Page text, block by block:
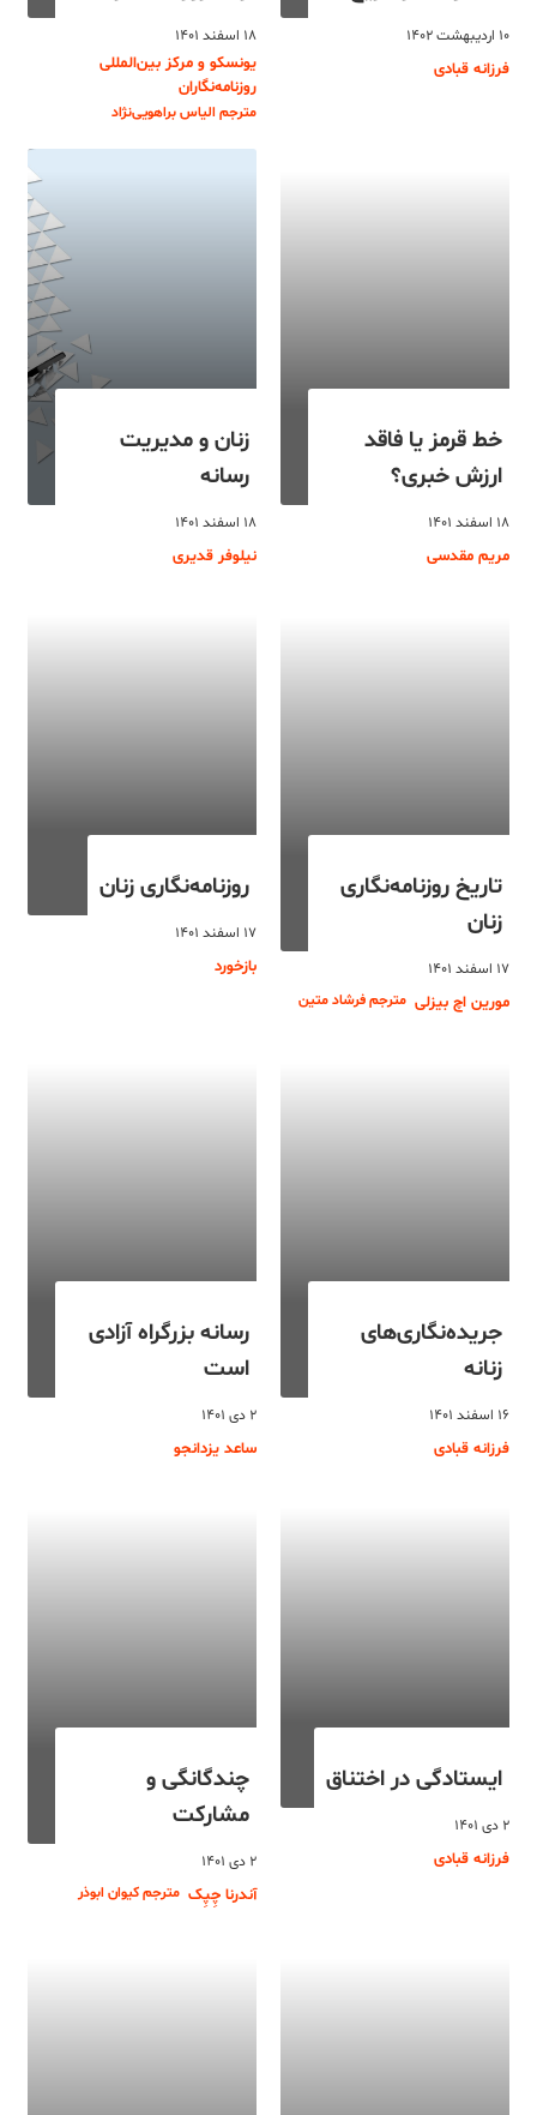
۱۰ اردیبهشت ۱۴۰۲
فرزانه قبادی
۱۸ اسفند ۱۴۰۱
یونسکو و مرکز بین‌المللی
روزنامه‌نگاران
مترجم الیاس براهویی‌نژاد
خط قرمز یا فاقد
ارزش خبری؟
۱۸ اسفند ۱۴۰۱
مریم مقدسی
زنان و مدیریت
رسانه
۱۸ اسفند ۱۴۰۱
نیلوفر قدیری
تاریخ روزنامه‌نگاری
زنان
۱۷ اسفند ۱۴۰۱
مورین اچ بیزلی مترجم فرشاد متین
روزنامه‌نگاری زنان
۱۷ اسفند ۱۴۰۱
بازخورد
جریده‌نگاری‌های
زنانه
۱۶ اسفند ۱۴۰۱
فرزانه قبادی
رسانه بزرگراه آزادی
است
۲ دی ۱۴۰۱
ساعد یزدانجو
ایستادگی در اختناق
۲ دی ۱۴۰۱
فرزانه قبادی
چندگانگی و
مشارکت
۲ دی ۱۴۰۱
آندرنا چِپِک مترجم کیوان ابوذر